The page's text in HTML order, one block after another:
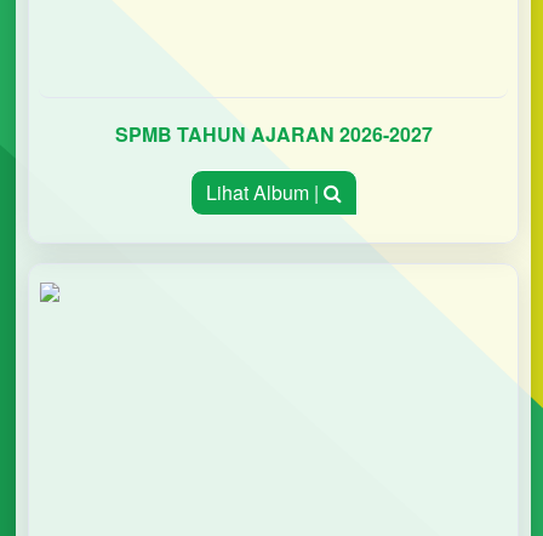
SPMB TAHUN AJARAN 2026-2027
Lihat Album |